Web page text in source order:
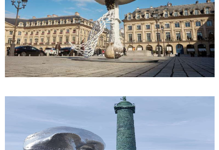
QUI SOMMES-NOUS ?